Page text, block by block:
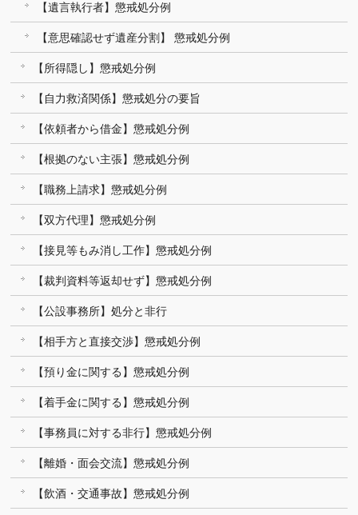
【遺言執行者】懲戒処分例
【意思確認せず遺産分割】 懲戒処分例
【所得隠し】懲戒処分例
【自力救済関係】懲戒処分の要旨
【依頼者から借金】懲戒処分例
【根拠のない主張】懲戒処分例
【職務上請求】懲戒処分例
【双方代理】懲戒処分例
【接見等もみ消し工作】懲戒処分例
【裁判資料等返却せず】懲戒処分例
【公設事務所】処分と非行
【相手方と直接交渉】懲戒処分例
【預り金に関する】懲戒処分例
【着手金に関する】懲戒処分例
【事務員に対する非行】懲戒処分例
【離婚・面会交流】懲戒処分例
【飲酒・交通事故】懲戒処分例